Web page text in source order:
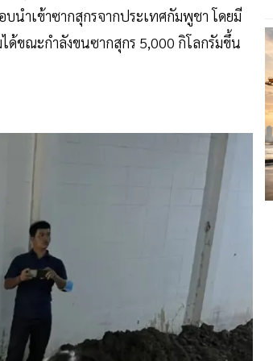
นำเข้าซากสุกรจากประเทศกัมพูชา โดยมี
ขณะกำลังขนซากสุกร 5,000 กิโลกรัมขึ้น